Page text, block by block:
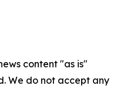
content "as is"
We do not accept any